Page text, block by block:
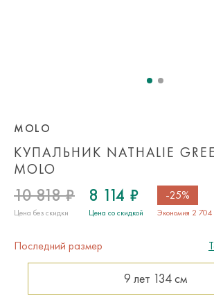
КУПАЛЬНИК NATHALIE
MOLO
MOLO
10 818 ₽
Цена без скидки
8 114 ₽
Цена со скидкой
-25%
Экономия 2
Последний размер
9 лет 134 см